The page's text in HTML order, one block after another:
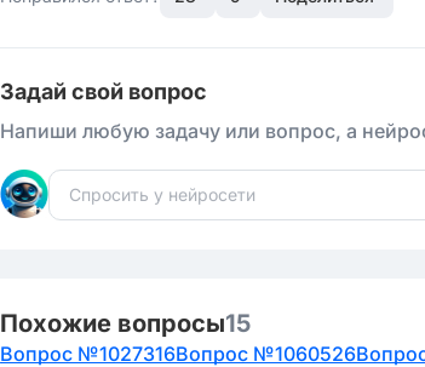
Задай свой вопрос
Напиши любую задачу или вопрос, а
Похожие вопросы15
Вопрос №1027316Вопрос №1060526